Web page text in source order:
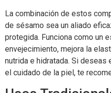
La combinación de estos
de sésamo sea un aliado
protegida. Funciona como un
envejecimiento, mejora la
nutrida e hidratada. Si
el cuidado de la piel, te